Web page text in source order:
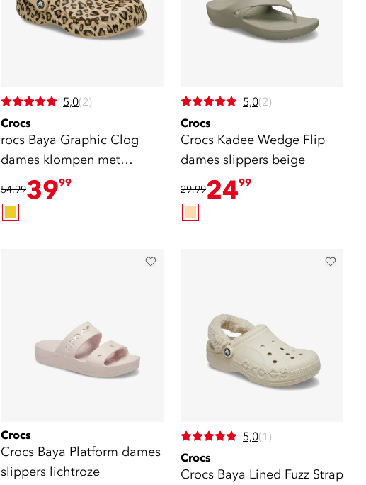
5,0(2)
Crocs
rocs Baya Graphic Clog
dames klompen met
panterprint
54,993999
5,0(2)
Crocs
Crocs Kadee Wedge Flip
dames slippers beige
29,992499
Crocs
Crocs Baya Platform dames
slippers lichtroze
5,0(1)
Crocs
Crocs Baya Lined Fuzz Strap